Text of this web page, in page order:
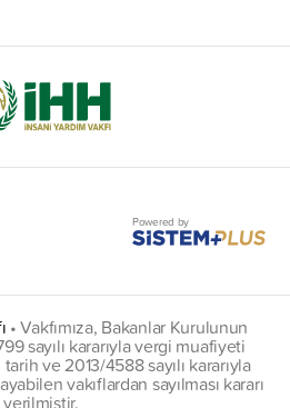
Powered by
•Vakfımıza, Bakanlar Kurulunun
sayılı kararıyla vergi muafiyeti
ve 2013/4588 sayılı kararıyla
vakıflardan sayılması kararı
verilmiştir.